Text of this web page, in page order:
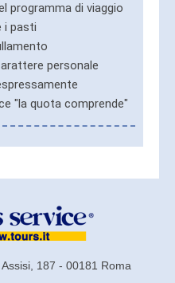
programma di viaggio
i pasti
personale
"la quota comprende"
187 - 00181 Roma